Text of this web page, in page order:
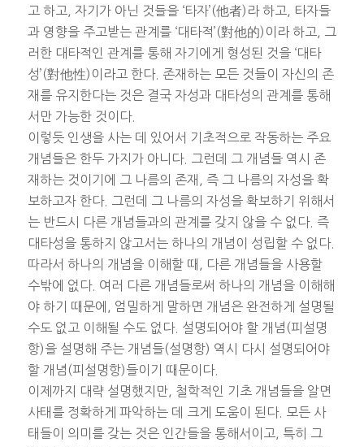
고 하고, 자기가 아닌 것들을 ‘타자’(他者)라 하고, 타자들
과 영향을 주고받는 관계를 ‘대타적’(對他的)이라 하고, 그
러한 대타적인 관계를 통해 자기에게 형성된 것을 ‘대타
성’(對他性)이라고 한다. 존재하는 모든 것들이 자신의 존
재를 유지한다는 것은 결국 자성과 대타성의 관계를 통해
서만 가능한 것이다.
이렇듯 인생을 사는 데 있어서 기초적으로 작동하는 주요
개념들은 한두 가지가 아니다. 그런데 그 개념들 역시 존
재하는 것이기에 그 나름의 존재, 즉 그 나름의 자성을 확
보하고자 한다. 그런데 그 나름의 자성을 확보하기 위해서
는 반드시 다른 개념들과의 관계를 갖지 않을 수 없다. 즉
대타성을 통하지 않고서는 하나의 개념이 성립할 수 없다.
따라서 하나의 개념을 이해할 때, 다른 개념들을 사용할
수밖에 없다. 여러 다른 개념들로써 하나의 개념을 이해해
야 하기 때문에, 엄밀하게 말하면 개념은 완전하게 설명될
수도 없고 이해될 수도 없다. 설명되어야 할 개념(피설명
항)을 설명해 주는 개념들(설명항) 역시 다시 설명되어야
할 개념(피설명항)들이기 때문이다.
이제까지 대략 설명했지만, 철학적인 기초 개념들을 알면
사태를 정확하게 파악하는 데 크게 도움이 된다. 모든 사
태들이 의미를 갖는 것은 인간들을 통해서이고, 특히 그